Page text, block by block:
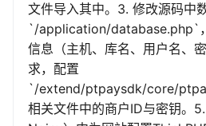
文件导入其中。3. 修改源码中
`/application/database.php`
信息（主机、库名、用户名、
求，配置
`/extend/ptpaysdk/core/
相关文件中的商户ID与密钥。